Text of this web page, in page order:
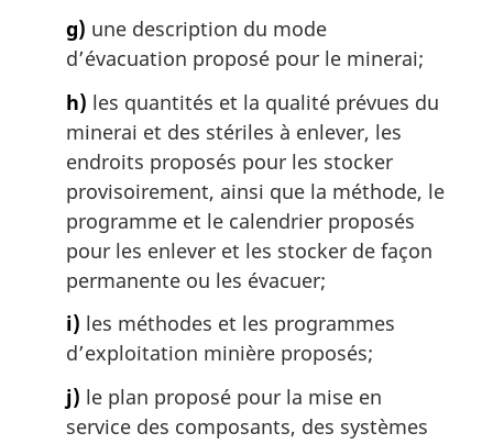
g) une description du mode
d’évacuation proposé pour le minerai;
h) les quantités et la qualité prévues du
minerai et des stériles à enlever, les
endroits proposés pour les stocker
provisoirement, ainsi que la méthode, le
programme et le calendrier proposés
pour les enlever et les stocker de façon
permanente ou les évacuer;
i) les méthodes et les programmes
d’exploitation minière proposés;
j) le plan proposé pour la mise en
service des composants, des systèmes